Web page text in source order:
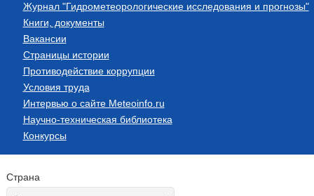
Журнал "Гидрометеорологические исследования и прогнозы"
Книги, документы
Вакансии
Страницы истории
Противодействие коррупции
Условия труда
Интервью о сайте Meteoinfo.ru
Научно-техническая библиотека
Конкурсы
Страна